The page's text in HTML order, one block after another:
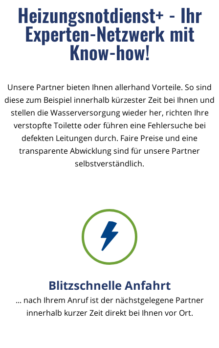
Heizungsnotdienst+ - Ihr
Experten-Netzwerk mit
Know-how!
Unsere Partner bieten Ihnen allerhand Vorteile. So sind
diese zum Beispiel innerhalb kürzester Zeit bei Ihnen und
stellen die Wasserversorgung wieder her, richten Ihre
verstopfte Toilette oder führen eine Fehlersuche bei
defekten Leitungen durch. Faire Preise und eine
transparente Abwicklung sind für unsere Partner
selbstverständlich.
Blitzschnelle Anfahrt
... nach Ihrem Anruf ist der nächstgelegene Partner
innerhalb kurzer Zeit direkt bei Ihnen vor Ort.